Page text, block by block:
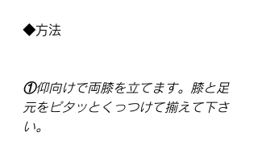
◆方法
①仰向けで両膝を立てます。膝と足
元をピタッとくっつけて揃えて下さ
い。